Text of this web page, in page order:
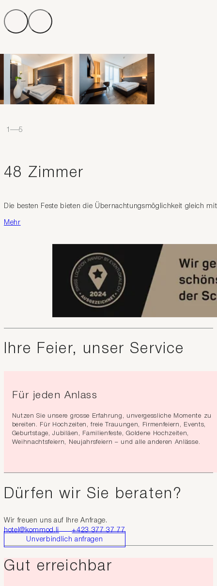
48 Zimmer
Die besten Feste bieten die Übernachtungsmöglichkeit gleich
Mehr
1–5
Ihre Feier, unser Service
Für jeden Anlass
Nutzen Sie unsere grosse Erfahrung, unvergessliche Momente zu
bereiten. Für Hochzeiten, freie Trauungen, Firmenfeiern, Events,
Geburtstage, Jubiläen, Familienfeste, Goldene Hochzeiten,
Weihnachtsfeiern, Neujahrsfeiern – und alle anderen Anlässe.
Dürfen wir Sie beraten?
Wir freuen uns auf Ihre Anfrage.
+423 377 37 77
hotel@kommod.li
Unverbindlich anfragen
Gut erreichbar